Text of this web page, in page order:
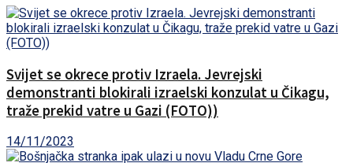
Svijet se okrece protiv Izraela. Jevrejski
demonstranti blokirali izraelski konzulat u Čikagu,
traže prekid vatre u Gazi (FOTO))
14/11/2023